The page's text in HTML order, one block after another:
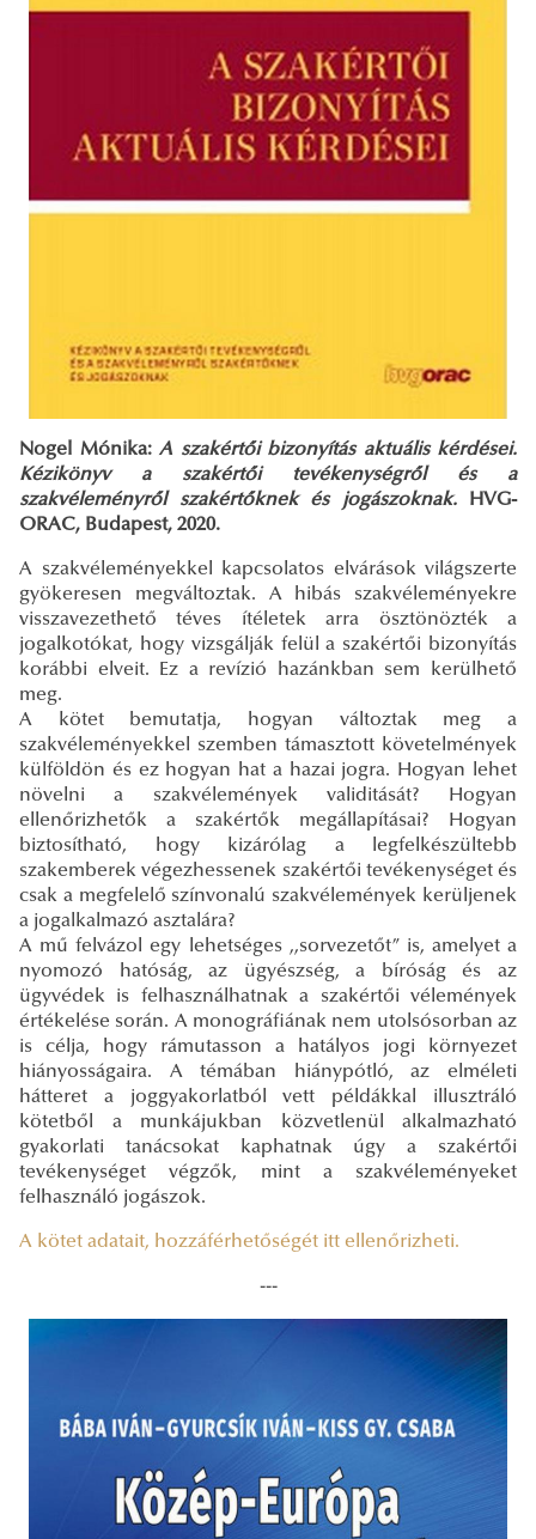
Nogel Mónika: A szakértői bizonyítás aktuális kérdései.
Kézikönyv a szakértői tevékenységről és a
szakvéleményről szakértőknek és jogászoknak.HVG-
ORAC, Budapest, 2020.
A szakvéleményekkel kapcsolatos elvárások világszerte
gyökeresen megváltoztak. A hibás szakvéleményekre
visszavezethető téves ítéletek arra ösztönözték a
jogalkotókat, hogy vizsgálják felül a szakértői bizonyítás
korábbi elveit. Ez a revízió hazánkban sem kerülhető
meg.
A kötet bemutatja, hogyan változtak meg a
szakvéleményekkel szemben támasztott követelmények
külföldön és ez hogyan hat a hazai jogra. Hogyan lehet
növelni a szakvélemények validitását? Hogyan
ellenőrizhetők a szakértők megállapításai? Hogyan
biztosítható, hogy kizárólag a legfelkészültebb
szakemberek végezhessenek szakértői tevékenységet és
csak a megfelelő színvonalú szakvélemények kerüljenek
a jogalkalmazó asztalára?
A mű felvázol egy lehetséges ,,sorvezetőt” is, amelyet a
nyomozó hatóság, az ügyészség, a bíróság és az
ügyvédek is felhasználhatnak a szakértői vélemények
értékelése során. A monográfiának nem utolsósorban az
is célja, hogy rámutasson a hatályos jogi környezet
hiányosságaira. A témában hiánypótló, az elméleti
hátteret a joggyakorlatból vett példákkal illusztráló
kötetből a munkájukban közvetlenül alkalmazható
gyakorlati tanácsokat kaphatnak úgy a szakértői
tevékenységet végzők, mint a szakvéleményeket
felhasználó jogászok.
A kötet adatait, hozzáférhetőségét itt ellenőrizheti.
---